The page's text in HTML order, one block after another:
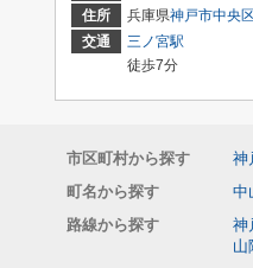
住所
兵庫県神戸市中央区
交通
三ノ宮駅
徒歩7分
市区町村から探す 神
町名から探す
中
路線から探す
神
山